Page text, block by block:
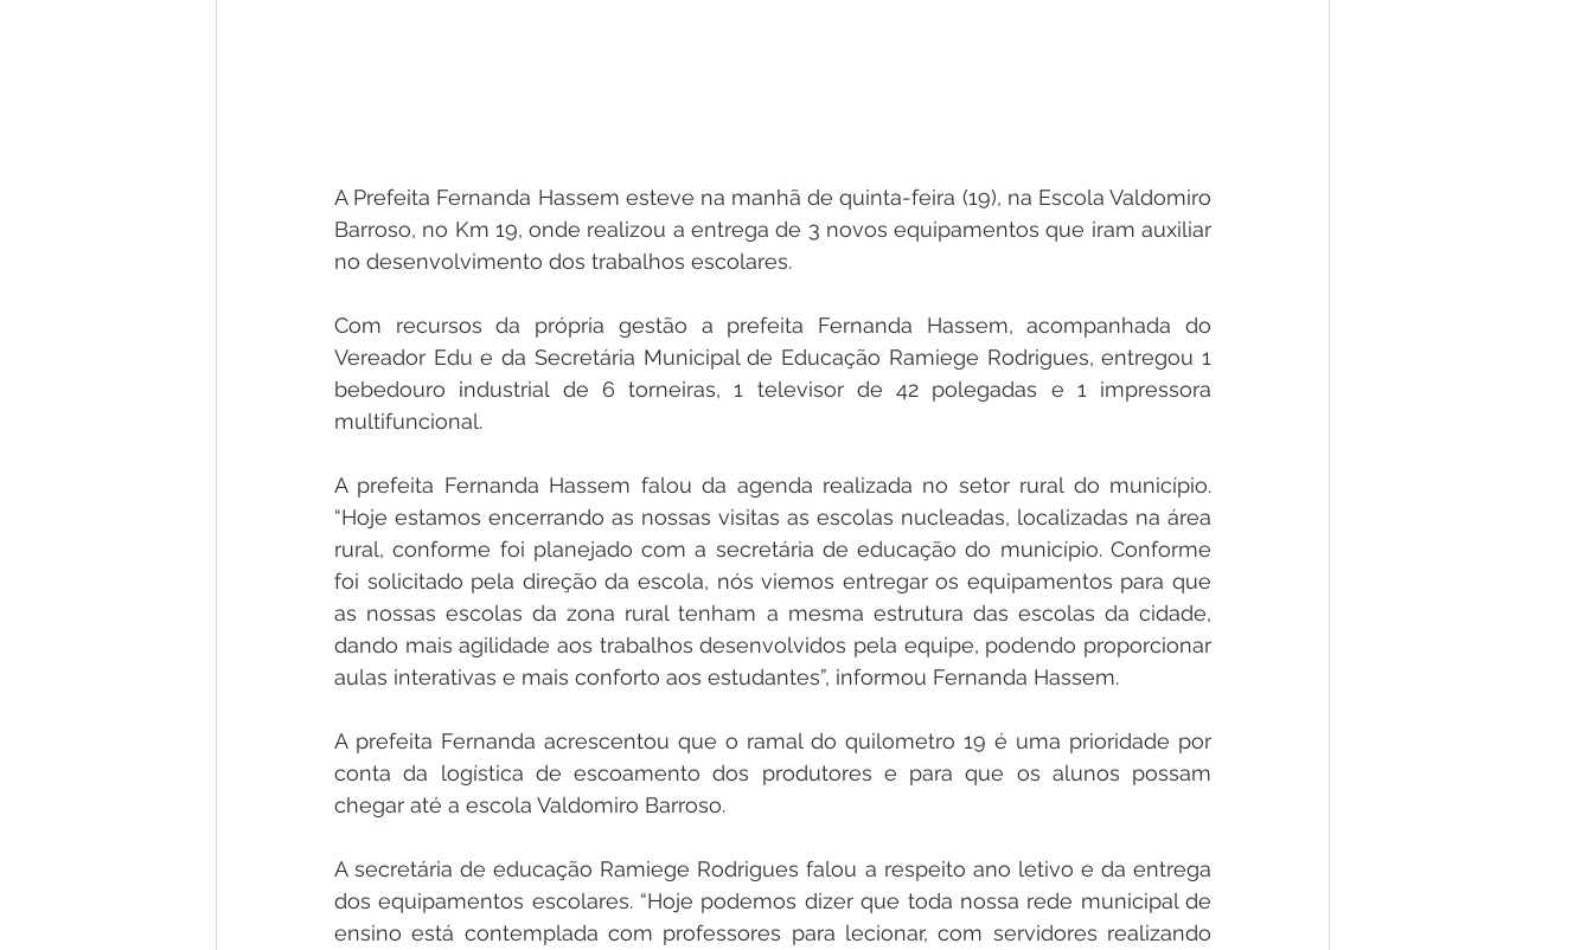
A Prefeita Fernanda Hassem esteve na manhã de quinta-feira (19), na Escola Valdomiro
Barroso, no Km 19, onde realizou a entrega de 3 novos equipamentos que iram auxiliar
no desenvolvimento dos trabalhos escolares.
Com recursos da própria gestão a prefeita Fernanda Hassem, acompanhada do
Vereador Edu e da Secretária Municipal de Educação Ramiege Rodrigues, entregou 1
bebedouro industrial de 6 torneiras, 1 televisor de 42 polegadas e 1 impressora
multifuncional.
A prefeita Fernanda Hassem falou da agenda realizada no setor rural do município.
“Hoje estamos encerrando as nossas visitas as escolas nucleadas, localizadas na área
rural, conforme foi planejado com a secretária de educação do município. Conforme
foi solicitado pela direção da escola, nós viemos entregar os equipamentos para que
as nossas escolas da zona rural tenham a mesma estrutura das escolas da cidade,
dando mais agilidade aos trabalhos desenvolvidos pela equipe, podendo proporcionar
aulas interativas e mais conforto aos estudantes”, informou Fernanda Hassem.
A prefeita Fernanda acrescentou que o ramal do quilometro 19 é uma prioridade por
conta da logística de escoamento dos produtores e para que os alunos possam
chegar até a escola Valdomiro Barroso.
A secretária de educação Ramiege Rodrigues falou a respeito ano letivo e da entrega
dos equipamentos escolares. “Hoje podemos dizer que toda nossa rede municipal de
ensino está contemplada com professores para lecionar, com servidores realizando